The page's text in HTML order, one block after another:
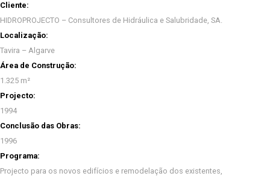
Cliente:
HIDROPROJECTO – Consultores de Hidráulica e Salubridade, SA.
Localização:
Tavira – Algarve
Área de Construção:
1.325 m²
Projecto:
1994
Conclusão das Obras:
1996
Programa:
Projecto para os novos edifícios e remodelação dos existentes,